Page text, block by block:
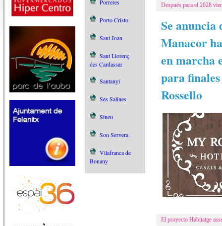
Porreres
Porto Cristo
Sant Joan
Sant Llorenç
des Cardassar
Santanyí
Ses Salines
Sineu
Son Servera
Vilafranca de
Bonany
Después para el 2028
Se anuncia
Manacor
en marcha
para
Rossello
El proyecto Habitatge